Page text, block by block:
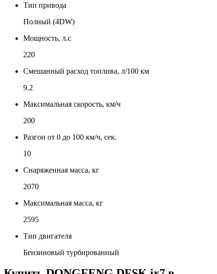
Тип привода
Полный (4DW)
Мощность, л.с
220
Смешанный расход топлива, л/100 км
9.2
Максимальная скорость, км/ч
200
Разгон от 0 до 100 км/ч, сек.
10
Снаряженная масса, кг
2070
Максимальная масса, кг
2595
Тип двигателя
Бензиновый турбированный